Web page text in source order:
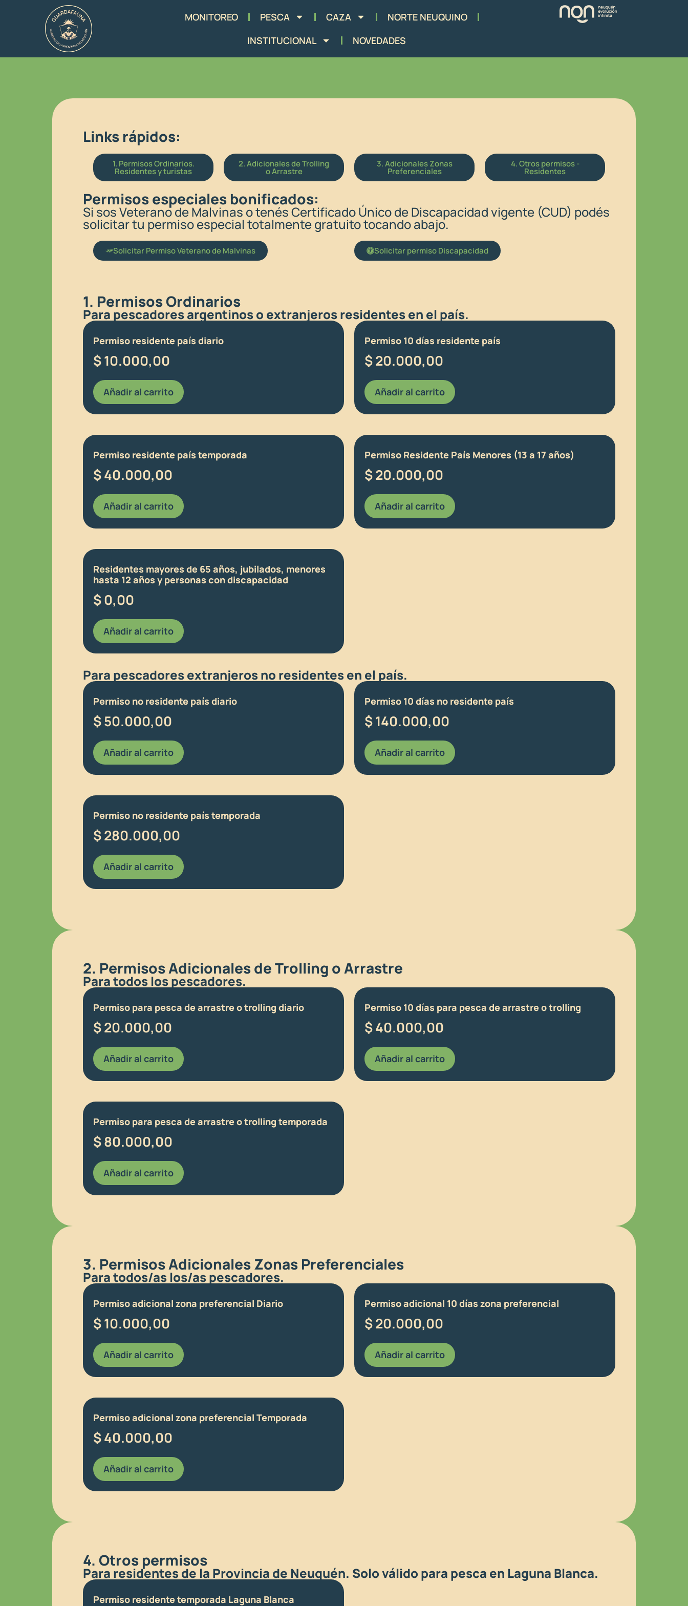
MONITOREO PESCA CAZA
NORTE NEUQUINO
INSTITUCIONAL
NOVEDADES
Links rápidos:
1. Permisos Ordinarios.
Residentes y turistas
2. Adicionales de Trolling
o Arrastre​
3. Adicionales Zonas
Preferenciales​
4. Otros permisos​ -
Residentes
Permisos especiales bonificados:
Si sos Veterano de Malvinas o tenés Certificado Único de Discapacidad vigente (CUD) podés
solicitar tu permiso especial totalmente gratuito tocando abajo.
Solicitar Permiso Veterano de Malvinas Solicitar permiso Discapacidad
1. Permisos Ordinarios
Para pescadores argentinos o extranjeros residentes en el país.
Permiso residente país diario
$10.000,00
Añadir al carrito
Permiso 10 días residente país
$20.000,00
Añadir al carrito
Permiso residente país temporada
$40.000,00
Añadir al carrito
Permiso Residente País Menores (13 a 17 años)
$20.000,00
Añadir al carrito
Residentes mayores de 65 años, jubilados, menores
hasta 12 años y personas con discapacidad
$0,00
Añadir al carrito
Para pescadores extranjeros no residentes en el país.
Permiso no residente país diario
$50.000,00
Añadir al carrito
Permiso 10 días no residente país
$140.000,00
Añadir al carrito
Permiso no residente país temporada
$280.000,00
Añadir al carrito
2. Permisos Adicionales de Trolling o Arrastre
Para todos los pescadores.
Permiso para pesca de arrastre o trolling diario
$20.000,00
Añadir al carrito
Permiso 10 días para pesca de arrastre o trolling
$40.000,00
Añadir al carrito
Permiso para pesca de arrastre o trolling temporada
$80.000,00
Añadir al carrito
3. Permisos Adicionales Zonas Preferenciales
Para todos/as los/as pescadores.
Permiso adicional zona preferencial Diario
$10.000,00
Añadir al carrito
Permiso adicional 10 días zona preferencial
$20.000,00
Añadir al carrito
Permiso adicional zona preferencial Temporada
$40.000,00
Añadir al carrito
4. Otros permisos
Para residentes de la Provincia de Neuquén. Solo válido para pesca en Laguna Blanca.
Permiso residente temporada Laguna Blanca